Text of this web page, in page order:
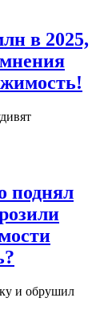
в 2025,
поднял
и обрушил